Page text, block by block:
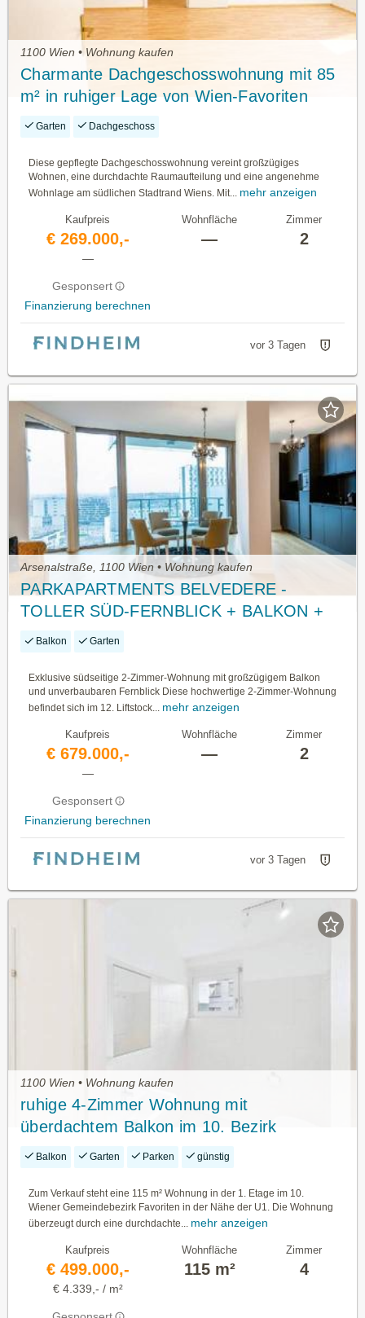
1100 Wien • Wohnung kaufen
Charmante Dachgeschosswohnung mit 85
m² in ruhiger Lage von Wien-Favoriten
Garten Dachgeschoss
Diese gepflegte Dachgeschosswohnung vereint großzügiges
Wohnen, eine durchdachte Raumaufteilung und eine angenehme
Wohnlage am südlichen Stadtrand Wiens. Mit...
mehr anzeigen
Kaufpreis
€ 269.000,-
—
Gesponsert
Finanzierung berechnen
Wohnfläche
—
Zimmer
2
vor 3 Tagen
Arsenalstraße, 1100 Wien • Wohnung kaufen
PARKAPARTMENTS BELVEDERE -
TOLLER SÜD-FERNBLICK + BALKON +
12. LIFTSTOCK
Balkon Garten
Exklusive südseitige 2-Zimmer-Wohnung mit großzügigem Balkon
und unverbaubaren Fernblick Diese hochwertige 2-Zimmer-Wohnung
befindet sich im 12. Liftstock... mehr anzeigen
Kaufpreis
€ 679.000,-
—
Gesponsert
Finanzierung berechnen
Wohnfläche
—
Zimmer
2
vor 3 Tagen
1100 Wien • Wohnung kaufen
ruhige 4-Zimmer Wohnung mit
überdachtem Balkon im 10. Bezirk
Balkon Garten Parken günstig
Zum Verkauf steht eine 115 m² Wohnung in der 1. Etage im 10.
Wiener Gemeindebezirk Favoriten in der Nähe der U1. Die Wohnung
überzeugt durch eine durchdachte...
mehr anzeigen
Kaufpreis
€ 499.000,-
€ 4.339,- / m²
Wohnfläche
115 m²
Zimmer
4